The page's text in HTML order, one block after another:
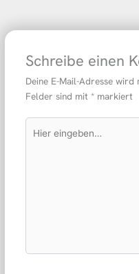
Schreibe einen
Deine E-Mail-Adresse
Felder sind mit *markiert
eingeben…